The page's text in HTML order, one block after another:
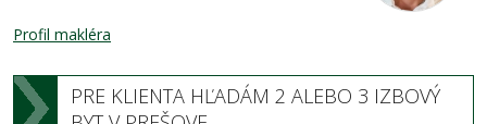
Profil makléra
PRE KLIENTA HĽADÁM 2 ALEBO 3 IZBOVÝ